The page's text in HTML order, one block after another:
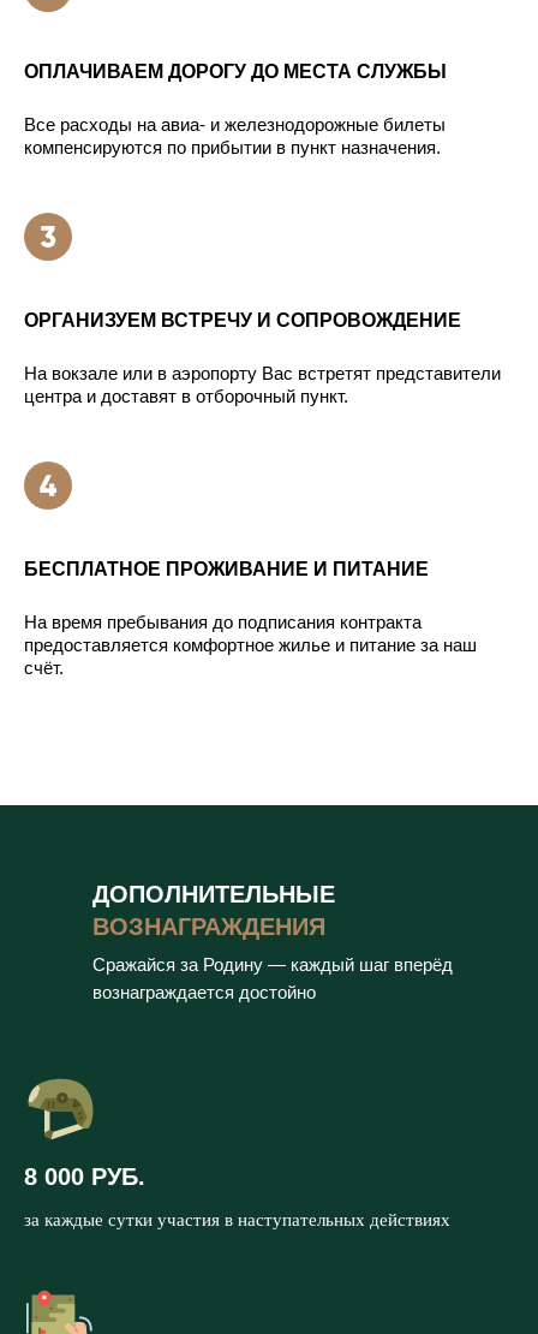
ОПЛАЧИВАЕМ ДОРОГУ ДО МЕСТА СЛУЖБЫ
Все расходы на авиа- и железнодорожные билеты
компенсируются по прибытии в пункт назначения.
ОРГАНИЗУЕМ ВСТРЕЧУ И СОПРОВОЖДЕНИЕ
На вокзале или в аэропорту Вас встретят представители
центра и доставят в отборочный пункт.
БЕСПЛАТНОЕ ПРОЖИВАНИЕ И ПИТАНИЕ
На время пребывания до подписания контракта
предоставляется комфортное жилье и питание за наш
счёт.
ДОПОЛНИТЕЛЬНЫЕ
ВОЗНАГРАЖДЕНИЯ
Сражайся за Родину — каждый шаг вперёд
вознаграждается достойно
8 000 РУБ.
за каждые сутки участия в наступательных действиях